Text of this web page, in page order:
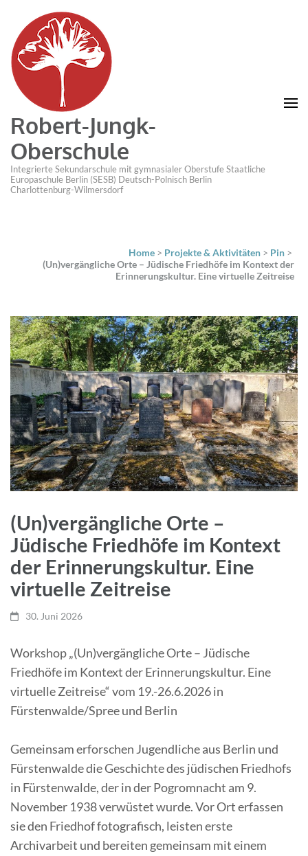
Robert-Jungk-
Oberschule
Integrierte Sekundarschule mit gymnasialer Oberstufe Staatliche
Europaschule Berlin (SESB) Deutsch-Polnisch Berlin
Charlottenburg-Wilmersdorf
Home > Projekte & Aktivitäten > Pin >
(Un)vergängliche Orte – Jüdische Friedhöfe im Kontext der
Erinnerungskultur. Eine virtuelle Zeitreise
(Un)vergängliche Orte –
Jüdische Friedhöfe im Kontext
der Erinnerungskultur. Eine
virtuelle Zeitreise
30. Juni 2026
Workshop „(Un)vergängliche Orte – Jüdische
Friedhöfe im Kontext der Erinnerungskultur. Eine
virtuelle Zeitreise“ vom 19.-26.6.2026 in
Fürstenwalde/Spree und Berlin
Gemeinsam erforschen Jugendliche aus Berlin und
Fürstenwalde die Geschichte des jüdischen Friedhofs
in Fürstenwalde, der in der Pogromnacht am 9.
November 1938 verwüstet wurde. Vor Ort erfassen
sie den Friedhof fotografisch, leisten erste
Archivarbeit und bereiten gemeinsam mit einem